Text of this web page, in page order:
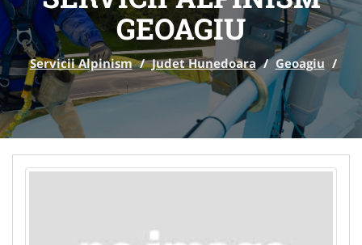
GEOAGIU
Servicii Alpinism / Judet Hunedoara / Geoagiu /